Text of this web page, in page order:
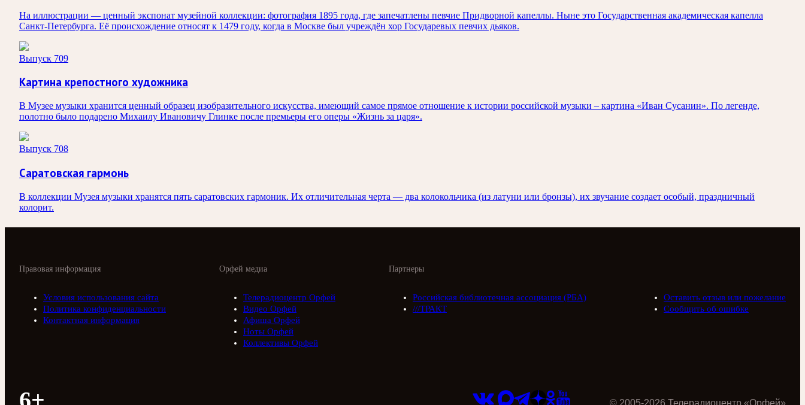
На иллюстрации — ценный экспонат музейной коллекции: фотография 1895 года, где запечатлены певчие Придворной капеллы. Ныне это Государственная академическая капелла
Санкт‑Петербурга. Её происхождение относят к 1479 году, когда в Москве был учреждён хор Государевых певчих дьяков.
Выпуск 709
Картина крепостного художника
В Музее музыки хранится ценный образец изобразительного искусства, имеющий самое прямое отношение к истории российской музыки – картина «Иван Сусанин». По легенде,
полотно было подарено Михаилу Ивановичу Глинке после премьеры его оперы «Жизнь за царя».
Выпуск 708
Саратовская гармонь
В коллекции Музея музыки хранятся пять саратовских гармоник. Их отличительная черта — два колокольчика (из латуни или бронзы), их звучание создает особый, праздничный
колорит.
Орфей медиа
Телерадиоцентр Орфей
Видео Орфей
Афиша Орфей
Ноты Орфей
Коллективы Орфей
Партнеры
Российская библиотечная ассоциация (РБА)
///ТРАКТ
Правовая информация
Условия использования сайта
Политика конфиденциальности
Контактная информация
Оставить отзыв или пожелание
Сообщить об ошибке
© 2005-2026 Телерадиоцентр «Орфей»